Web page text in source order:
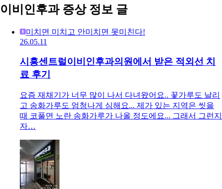
이비인후과 증상 정보 글
미치면 미치고 안미치면 못미친다!
26.05.11
시흥센트럴이비인후과의원에서 받은 적외선 치
료 후기
요즘 재채기가 너무 많이 나서 다녀왔어요.. 꽃가루도 날리
고 송화가루도 엄청나게 심해요... 제가 있는 지역은 씻을
때 코풀면 노란 송화가루가 나올 정도에요... 그래서 그런지
자…